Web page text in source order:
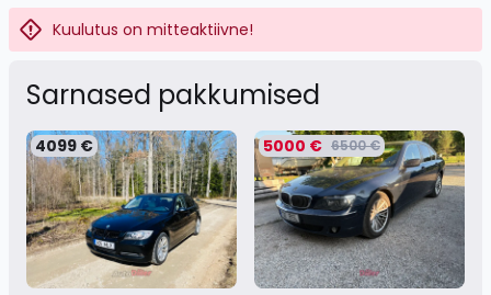
Kuulutus on mitteaktiivne!
Sarnased pakkumised
4099 € 5000 € 6500 €